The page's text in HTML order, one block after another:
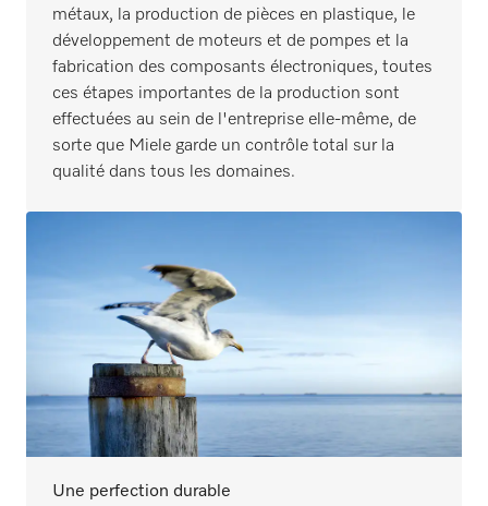
métaux, la production de pièces en plastique, le
développement de moteurs et de pompes et la
fabrication des composants électroniques, toutes
ces étapes importantes de la production sont
effectuées au sein de l'entreprise elle-même, de
sorte que Miele garde un contrôle total sur la
qualité dans tous les domaines.
Une perfection durable